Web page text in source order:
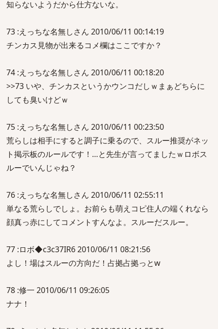
知らないようだから仕方ないな。
73 :えっちな名無しさん 2010/06/11 00:14:19
チンカス見物が出来るコメ欄はここですか？
74 :えっちな名無しさん 2010/06/11 00:18:20
>>73 いや、チンカスというかウンコだしｗまぁどちらに
しても臭いけどｗ
75 :えっちな名無しさん 2010/06/11 00:23:50
荒らしは相手にすると調子に乗るので、スルー推奨がネッ
ト掲示板のルールです！…と先生が言ってましたｗロボス
ルーでいんじゃね？
76 :えっちな名無しさん 2010/06/11 02:55:11
単なる荒らしでしょ。お前らも萌えコピ住人の端くれなら
顔真っ赤にしてコメントすんなよ。スルーだスルー。
77 :ロボ◆c3c37IR6 2010/06/11 08:21:56
よし！場はスルーの方向だ！占拠占拠っとw
78 :修一 2010/06/11 09:26:05
ナナ！